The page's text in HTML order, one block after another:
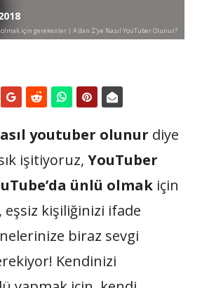
için gerekenler | A'dan Z'ye Nasıl YouTuber Olunur?
youtuber olunur diye
işitiyoruz, YouTuber
ünlü olmak için
eşsiz kişiliğinizi ifade
biraz sevgi
Kendinizi